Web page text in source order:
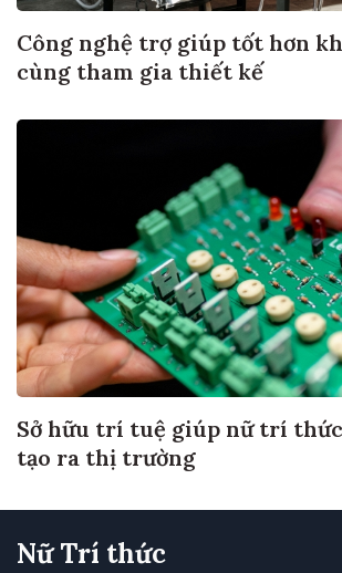
Công nghệ trợ giúp tốt hơn
cùng tham gia thiết kế
Sở hữu trí tuệ giúp nữ trí
tạo ra thị trường
Nữ Trí thức